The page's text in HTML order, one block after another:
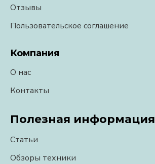
Отзывы
Пользовательское соглашение
Компания
О нас
Контакты
Полезная информация
Статьи
Обзоры техники